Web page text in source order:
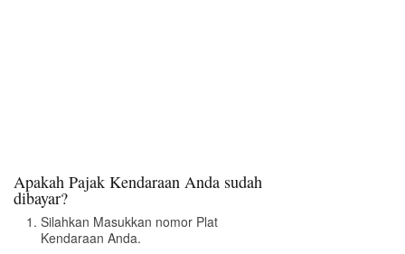
Apakah Pajak Kendaraan Anda sudah
dibayar?
Silahkan Masukkan nomor Plat
Kendaraan Anda.